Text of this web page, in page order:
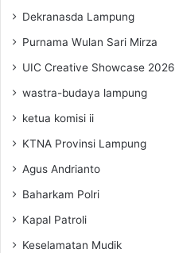
Dekranasda Lampung
Purnama Wulan Sari Mirza
UIC Creative Showcase 2026
wastra-budaya lampung
ketua komisi ii
KTNA Provinsi Lampung
Agus Andrianto
Baharkam Polri
Kapal Patroli
Keselamatan Mudik